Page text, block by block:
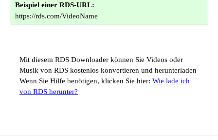
Beispiel einer RDS-URL:
https://rds.com/VideoName
Mit diesem RDS Downloader können Sie Videos oder
Musik von RDS kostenlos konvertieren und herunterladen
Wenn Sie Hilfe benötigen, klicken Sie hier: Wie lade ich
von RDS herunter?